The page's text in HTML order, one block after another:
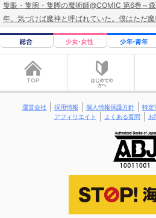
隻眼・隻腕・隻脚の魔術師@COMIC 第6巻～
年。気づけば魔神と呼ばれていた。僕はただ
運営会社 採用情報 個人情報保護方針 特定
アフィリエイト
よくある質問 お